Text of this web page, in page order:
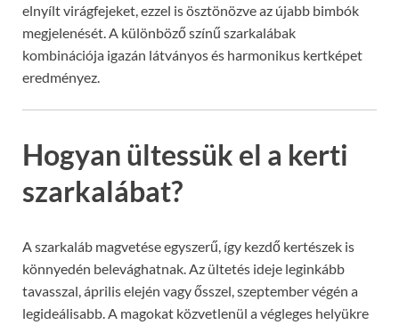
elnyílt virágfejeket, ezzel is ösztönözve az újabb bimbók
megjelenését. A különböző színű szarkalábak
kombinációja igazán látványos és harmonikus kertképet
eredményez.
Hogyan ültessük el a kerti
szarkalábat?
A szarkaláb magvetése egyszerű, így kezdő kertészek is
könnyedén belevághatnak. Az ültetés ideje leginkább
tavasszal, április elején vagy ősszel, szeptember végén a
legideálisabb. A magokat közvetlenül a végleges helyükre